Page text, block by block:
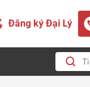
Đăng ký Đại Lý